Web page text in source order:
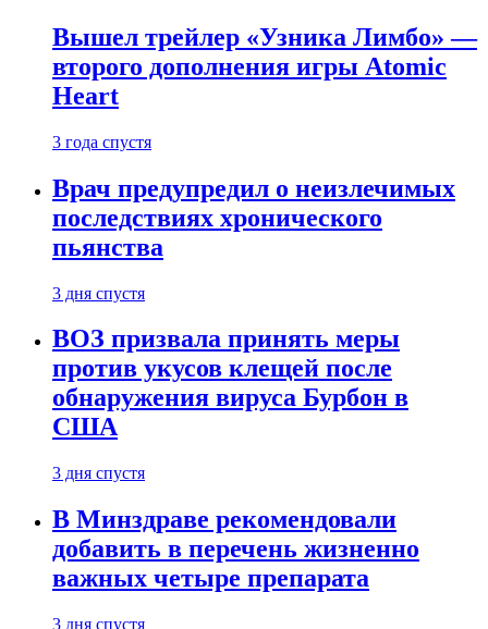
Вышел трейлер «Узника Лимбо» —
второго дополнения игры Atomic
Heart
3 года спустя
Врач предупредил о неизлечимых
последствиях хронического
пьянства
3 дня спустя
ВОЗ призвала принять меры
против укусов клещей после
обнаружения вируса Бурбон в
США
3 дня спустя
В Минздраве рекомендовали
добавить в перечень жизненно
важных четыре препарата
3 дня спустя